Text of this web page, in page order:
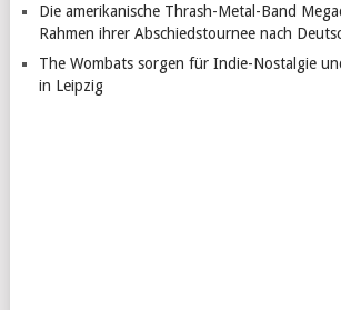
Die amerikanische Thrash-Metal-Band
Rahmen ihrer Abschiedstournee nach
The Wombats sorgen für Indie-Nostalgie
in Leipzig